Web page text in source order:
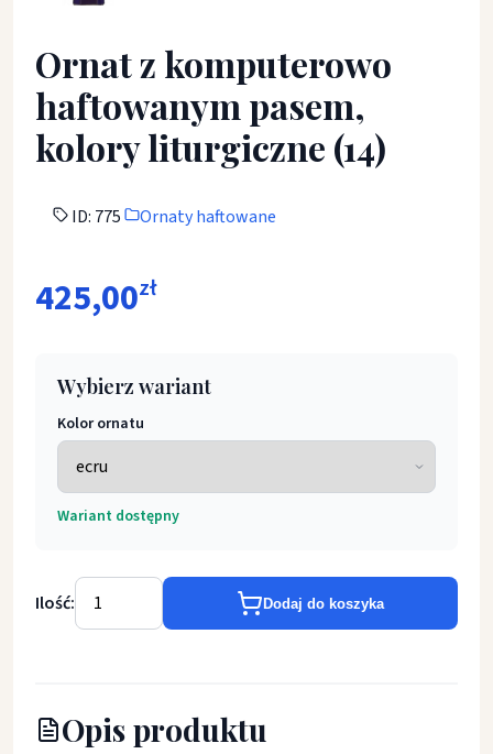
Ornat z komputerowo
haftowanym pasem,
kolory liturgiczne (14)
ID: 775 Ornaty haftowane
425,00zł
Wybierz wariant
Kolor ornatu
Wariant dostępny
Ilość: Dodaj do koszyka
Opis produktu